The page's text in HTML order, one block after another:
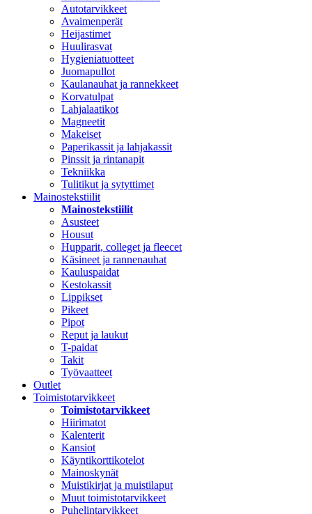
Autotarvikkeet
Avaimenperät
Heijastimet
Huulirasvat
Hygieniatuotteet
Juomapullot
Kaulanauhat ja rannekkeet
Korvatulpat
Lahjalaatikot
Magneetit
Makeiset
Paperikassit ja lahjakassit
Pinssit ja rintanapit
Tekniikka
Tulitikut ja sytyttimet
Mainostekstiilit
Mainostekstiilit
Asusteet
Housut
Hupparit, colleget ja fleecet
Käsineet ja rannenauhat
Kauluspaidat
Kestokassit
Lippikset
Pikeet
Pipot
Reput ja laukut
T-paidat
Takit
Työvaatteet
Outlet
Toimistotarvikkeet
Toimistotarvikkeet
Hiirimatot
Kalenterit
Kansiot
Käyntikorttikotelot
Mainoskynät
Muistikirjat ja muistilaput
Muut toimistotarvikkeet
Puhelintarvikkeet